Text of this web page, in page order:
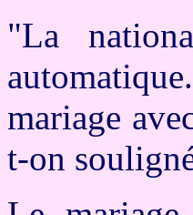
"La
mariage
t-on